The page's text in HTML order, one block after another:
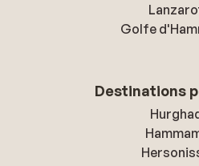
Golfe
Destinations